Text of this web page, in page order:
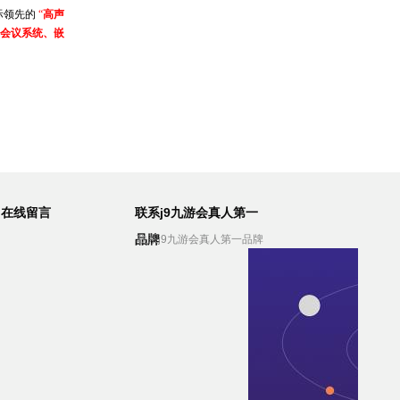
领先的 “高声
议系统、嵌
在线留言
联系j9九游会真人第一
品牌
联系j9九游会真人第一品牌